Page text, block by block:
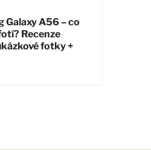
Galaxy A56 – co
Recenze
fotky +